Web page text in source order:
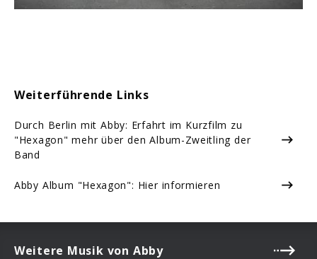
Weiterführende Links
Durch Berlin mit Abby: Erfahrt im Kurzfilm zu
"Hexagon" mehr über den Album-Zweitling der
Band
Abby Album "Hexagon": Hier informieren
Weitere Musik von Abby